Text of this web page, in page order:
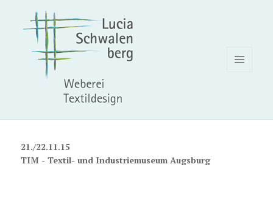
21./22.11.15
TIM - Textil- und Industriemuseum Augsburg